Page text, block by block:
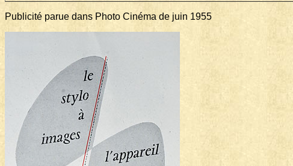
Publicité parue dans Photo Cinéma de juin 1955